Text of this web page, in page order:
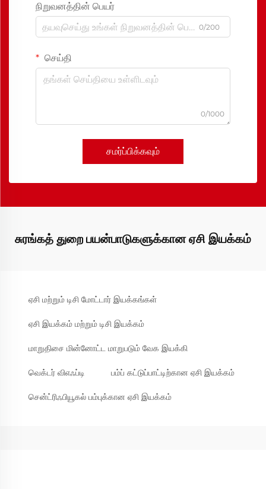
நிறுவனத்தின் பெயர்
0/200
செய்தி
0/1000
சமர்ப்பிக்கவும்
சுரங்கத் துறை பயன்பாடுகளுக்கான ஏசி இயக்கம்
ஏசி மற்றும் டிசி மோட்டார் இயக்கங்கள்
ஏசி இயக்கம் மற்றும் டிசி இயக்கம்
மாறுதிசை மின்னோட்ட மாறுபடும் வேக இயக்கி
வெக்டர் விஎஃப்டி பம்ப் கட்டுப்பாட்டிற்கான ஏசி இயக்கம்
சென்ட்ரிஃபியூகல் பம்புக்கான ஏசி இயக்கம்